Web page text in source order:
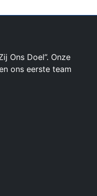
Ons Doel”. Onze
ons eerste team